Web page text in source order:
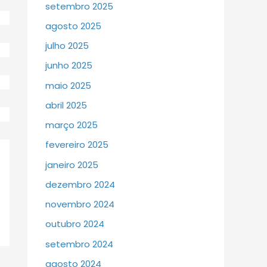
setembro 2025
agosto 2025
julho 2025
junho 2025
maio 2025
abril 2025
março 2025
fevereiro 2025
janeiro 2025
dezembro 2024
novembro 2024
outubro 2024
setembro 2024
agosto 2024